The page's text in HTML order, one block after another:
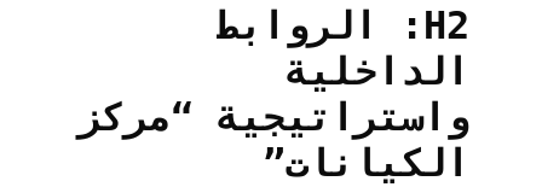
H2: الروابط
الداخلية
واستراتيجية “مركز
الكيانات”